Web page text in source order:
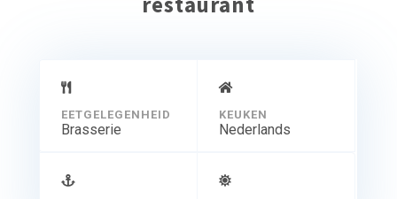
EETGELEGENHEID
Brasserie
KEUKEN
Nederlands